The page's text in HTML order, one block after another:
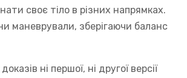
своє тіло в різних напрямках.
маневрували, зберігаючи баланс
ні першої, ні другої версії